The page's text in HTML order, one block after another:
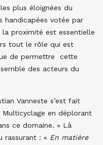
plus éloignées du
handicapées votée par
proximité est essentielle
tout le rôle qui est
de permettre cette
des acteurs du
Vanneste s’est fait
Multicyclage en déplorant
ce domaine. » Là
rassurant : « En matière